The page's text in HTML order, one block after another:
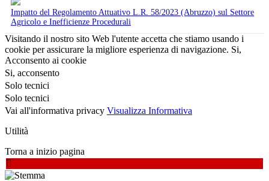
Impatto del Regolamento Attuativo L.R. 58/2023 (Abruzzo) sul Settore
Agricolo e Inefficienze Procedurali
Visitando il nostro sito Web l'utente accetta che stiamo usando i
cookie per assicurare la migliore esperienza di navigazione. Si,
Acconsento ai cookie
Si, acconsento
Solo tecnici
Solo tecnici
Vai all'informativa privacy Visualizza Informativa
Utilità
Torna a inizio pagina